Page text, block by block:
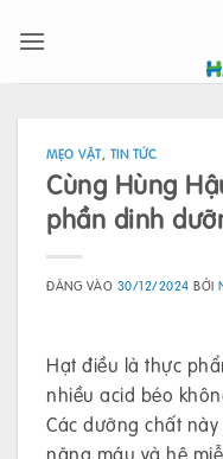
qua
MẸO VẶT, TIN TỨC
Cùng Hùng
phần dinh
ĐĂNG VÀO 30/12/2024 BỞI
Hạt điều là thực
nhiều acid béo
Các dưỡng chất
năng máu và hệ